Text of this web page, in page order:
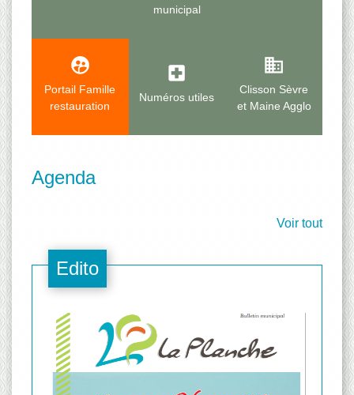
municipal
supervised_user_circle
Portail Famille
restauration
local_hospital
Numéros utiles
business
Clisson Sèvre
et Maine Agglo
Agenda
Voir tout
Edito